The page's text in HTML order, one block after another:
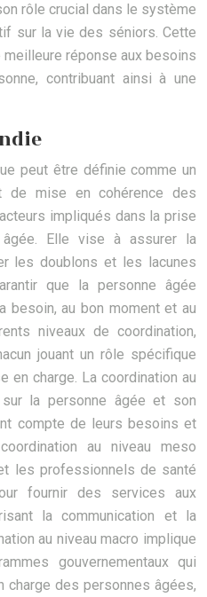
rôle crucial dans le système
sur la vie des séniors. Cette
réponse aux besoins
contribuant ainsi à une
peut être définie comme un
de mise en cohérence des
impliqués dans la prise
âgée. Elle vise à assurer la
les doublons et les lacunes
que la personne âgée
besoin, au bon moment et au
niveaux de coordination,
jouant un rôle spécifique
en charge. La coordination au
la personne âgée et son
compte de leurs besoins et
au niveau meso
les professionnels de santé
fournir des services aux
la communication et la
au niveau macro implique
gouvernementaux qui
des personnes âgées,